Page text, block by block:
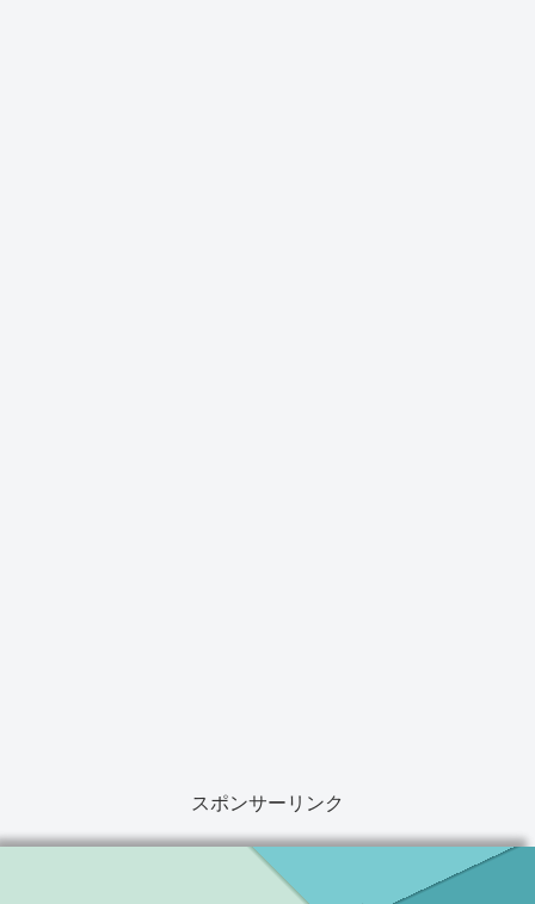
スポンサーリンク